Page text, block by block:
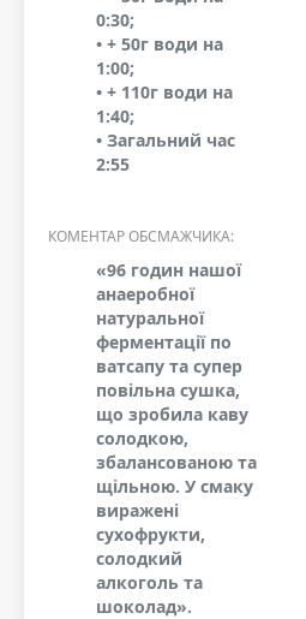
0:30;
• + 50г води на
1:00;
• + 110г води на
1:40;
• Загальний час
2:55
КОМЕНТАР ОБСМАЖЧИКА:
«96 годин нашої
анаеробної
натуральної
ферментації по
ватсапу та супер
повільна сушка,
що зробила каву
солодкою,
збалансованою та
щільною. У смаку
виражені
сухофрукти,
солодкий
алкоголь та
шоколад».